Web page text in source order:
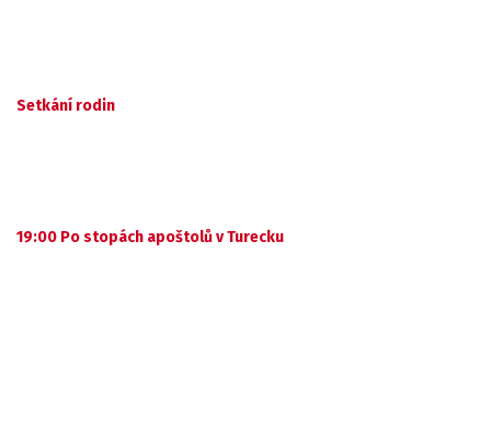
Setkání rodin
19:00 Po stopách apoštolů v Turecku